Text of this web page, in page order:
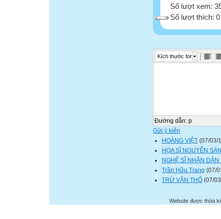
Số lượt xem:
Số lượt thích:
Kích thước font
Đường dẫn: p
Gửi ý kiến
HOÀNG VIỆT (07/03/
HỌA SĨ NGUYỄN
NGHỆ SĨ NHÂN DÂN
Trần Hữu Trang (07/
TRỪ VĂN THỐ (07/
Website được thừa